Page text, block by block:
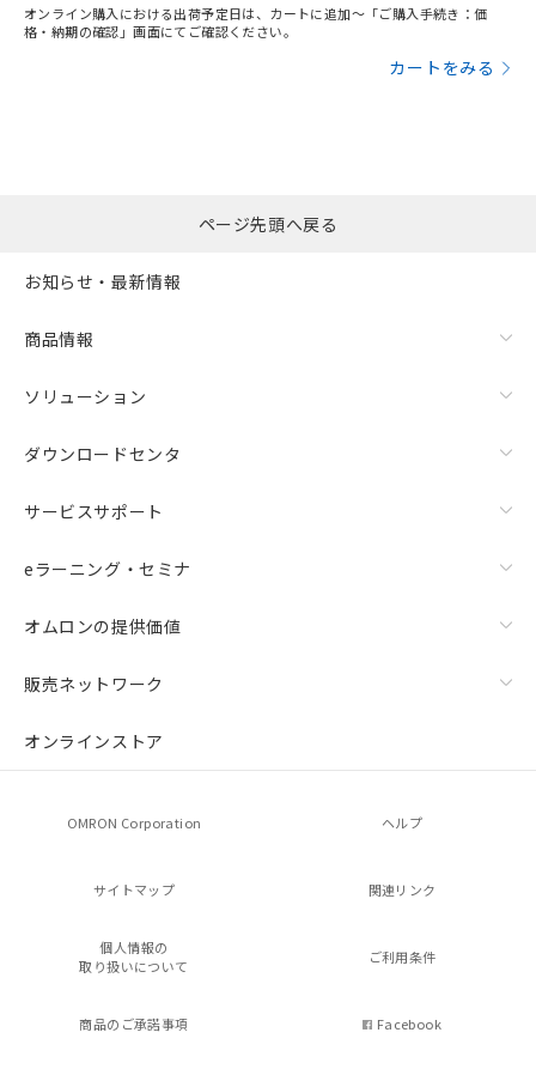
オンライン購入における出荷予定日は、カートに追加～「ご購入手続き：価
格・納期の確認」画面にてご確認ください。
カートをみる
ページ先頭へ戻る
お知らせ・最新情報
商品情報
ソリューション
ダウンロードセンタ
サービスサポート
eラーニング・セミナ
オムロンの提供価値
販売ネットワーク
オンラインストア
OMRON Corporation ヘルプ
サイトマップ 関連リンク
個人情報の
取り扱いについて
ご利用条件
商品のご承諾事項 Facebook